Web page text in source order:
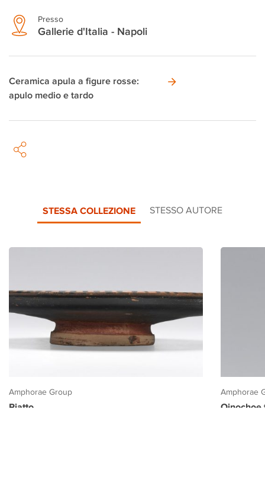
Presso
Gallerie d'Italia - Napoli
Ceramica apula a figure rosse:
apulo medio e tardo
STESSA COLLEZIONE STESSO AUTORE
Amphorae Group
Piatto
Amphorae
Oinochoe